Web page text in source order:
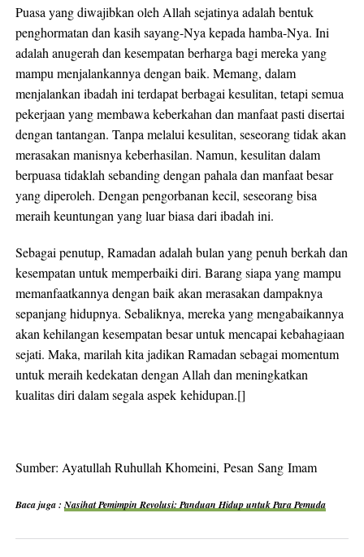
Puasa yang diwajibkan oleh Allah sejatinya adalah bentuk
penghormatan dan kasih sayang-Nya kepada hamba-Nya. Ini
adalah anugerah dan kesempatan berharga bagi mereka yang
mampu menjalankannya dengan baik. Memang, dalam
menjalankan ibadah ini terdapat berbagai kesulitan, tetapi semua
pekerjaan yang membawa keberkahan dan manfaat pasti disertai
dengan tantangan. Tanpa melalui kesulitan, seseorang tidak akan
merasakan manisnya keberhasilan. Namun, kesulitan dalam
berpuasa tidaklah sebanding dengan pahala dan manfaat besar
yang diperoleh. Dengan pengorbanan kecil, seseorang bisa
meraih keuntungan yang luar biasa dari ibadah ini.
Sebagai penutup, Ramadan adalah bulan yang penuh berkah dan
kesempatan untuk memperbaiki diri. Barang siapa yang mampu
memanfaatkannya dengan baik akan merasakan dampaknya
sepanjang hidupnya. Sebaliknya, mereka yang mengabaikannya
akan kehilangan kesempatan besar untuk mencapai kebahagiaan
sejati. Maka, marilah kita jadikan Ramadan sebagai momentum
untuk meraih kedekatan dengan Allah dan meningkatkan
kualitas diri dalam segala aspek kehidupan.[]
Sumber: Ayatullah Ruhullah Khomeini, Pesan Sang Imam
Baca juga :Nasihat Pemimpin Revolusi: Panduan Hidup untuk Para Pemuda